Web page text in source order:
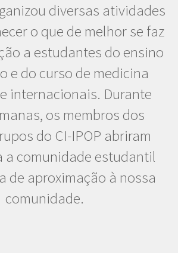
diversas atividades
o que de melhor se faz
a estudantes do ensino
e do curso de medicina
internacionais. Durante
os membros dos
do CI-IPOP abriram
a comunidade estudantil
de aproximação à nossa
comunidade.